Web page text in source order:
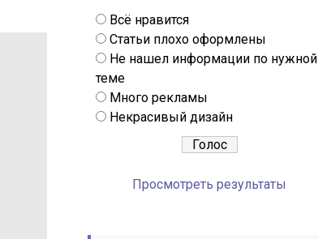
Всё нравится
Статьи плохо оформлены
Не нашел информации по нужной
теме
Много рекламы
Некрасивый дизайн
Просмотреть результаты